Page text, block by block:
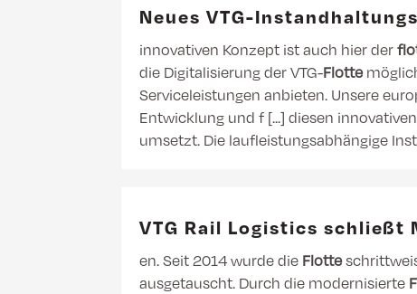
Neues VTG-
innovativen Konzept ist auch hier der
die Digitalisierung der VTG-Flotte
Serviceleistungen anbieten. Unsere
Entwicklung und f [...] diesen
umsetzt. Die laufleistungsabhängige
VTG Rail Logistics
en. Seit 2014 wurde die Flotte
ausgetauscht. Durch die modernisierte